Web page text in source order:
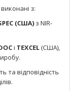
з:
(США) з NIR-
і TEXCEL(США),
та відповідність